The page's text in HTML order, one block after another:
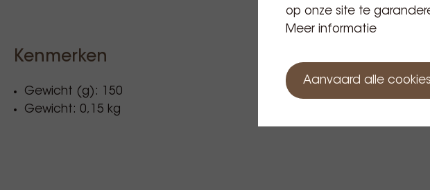
Kenmerken
Gewicht (g): 150
Gewicht: 0,15 kg
op onze site te
Meer informatie
Aanvaard alle cookies